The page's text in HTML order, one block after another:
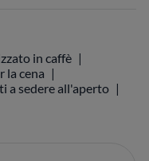
in caffè
la cena
a sedere all'aperto